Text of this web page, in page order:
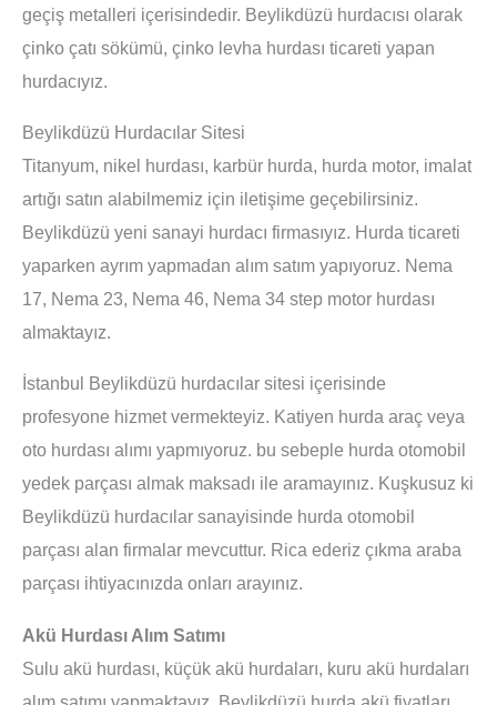
geçiş metalleri içerisindedir. Beylikdüzü hurdacısı olarak
çinko çatı sökümü, çinko levha hurdası ticareti yapan
hurdacıyız.
Beylikdüzü Hurdacılar Sitesi
Titanyum, nikel hurdası, karbür hurda, hurda motor, imalat
artığı satın alabilmemiz için iletişime geçebilirsiniz.
Beylikdüzü yeni sanayi hurdacı firmasıyız. Hurda ticareti
yaparken ayrım yapmadan alım satım yapıyoruz. Nema
17, Nema 23, Nema 46, Nema 34 step motor hurdası
almaktayız.
İstanbul Beylikdüzü hurdacılar sitesi içerisinde
profesyone hizmet vermekteyiz. Katiyen hurda araç veya
oto hurdası alımı yapmıyoruz. bu sebeple hurda otomobil
yedek parçası almak maksadı ile aramayınız. Kuşkusuz ki
Beylikdüzü hurdacılar sanayisinde hurda otomobil
parçası alan firmalar mevcuttur. Rica ederiz çıkma araba
parçası ihtiyacınızda onları arayınız.
Akü Hurdası Alım Satımı
Sulu akü hurdası, küçük akü hurdaları, kuru akü hurdaları